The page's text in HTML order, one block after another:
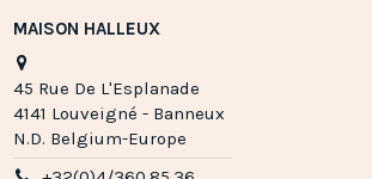
MAISON HALLEUX
45 Rue De L'Esplanade
4141 Louveigné - Banneux
N.D. Belgium-Europe